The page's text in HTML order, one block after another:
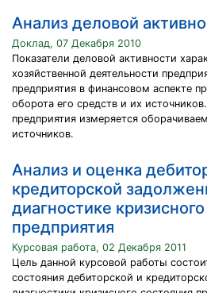
Анализ деловой
Доклад, 07 Декабря 2010
Показатели деловой активности
хозяйственной деятельности
предприятия в финансовом аспекте
оборота его средств и их
предприятия измеряется
источников.
Анализ и оценка
кредиторской
диагностике
предприятия
Курсовая работа, 02 Декабря 2011
Цель данной курсовой работы
состояния дебиторской и